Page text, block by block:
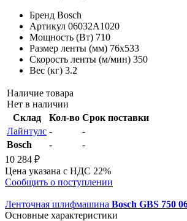
Бренд Bosch
Артикул 06032A1020
Мощность (Вт) 710
Размер ленты (мм) 76х533
Скорость ленты (м/мин) 350
Вес (кг) 3.2
Наличие товара
Нет в наличии
Склад
Кол-во Срок поставки
Лайнтулс -
-
Bosch
-
-
10 284 ₽
Цена указана с НДС 22%
Сообщить о поступлении
Ленточная шлифмашина Bosch GBS 750
Основные характеристики